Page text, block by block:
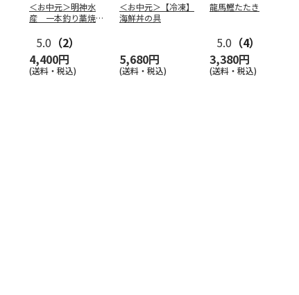
＜お中元＞明神水
産 一本釣り藁焼き
5.0 （2）
4,400円
(送料・税込)
＜お中元＞【冷凍】
海鮮丼の具
5,680円
(送料・税込)
龍馬鰹たたき
5.0 （4）
3,380円
(送料・税込)